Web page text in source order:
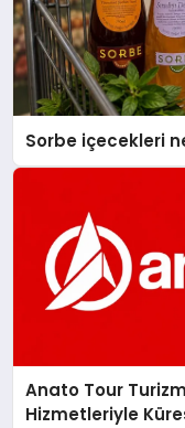
Sorbe içecekleri
Anato Tour
Hizmetleriyle